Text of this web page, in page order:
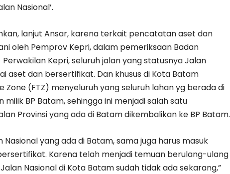
Nasional’.
lanjut Ansar, karena terkait pencatatan aset dan
oleh Pemprov Kepri, dalam pemeriksaan Badan
Kepri, seluruh jalan yang statusnya Jalan
aset dan bersertifikat. Dan khusus di Kota Batam
Zone (FTZ) menyeluruh yang seluruh lahan yg berada di
BP Batam, sehingga ini menjadi salah satu
Provinsi yang ada di Batam dikembalikan ke BP Batam.
Nasional yang ada di Batam, sama juga harus masuk
Karena telah menjadi temuan berulang-ulang
Nasional di Kota Batam sudah tidak ada sekarang,”